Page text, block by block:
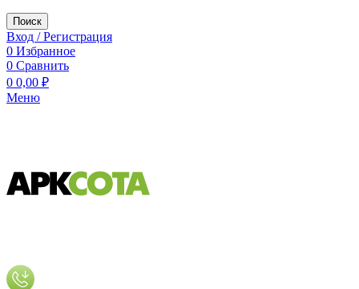
Поиск
Вход / Регистрация
0 Избранное
0 Сравнить
0 0,00 ₽
Меню